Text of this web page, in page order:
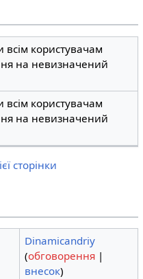
всім користувачам
на невизначений
всім користувачам
на невизначений
сторінки
Dinamicandriy
(обговорення |
внесок)